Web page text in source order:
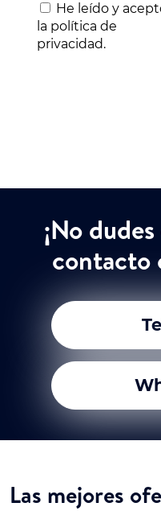
He leído y
la política de
privacidad.
¡No
contacto
Las mejores